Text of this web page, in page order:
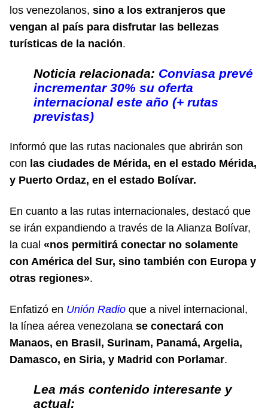
los venezolanos, sino a los extranjeros que
vengan al país para disfrutar las bellezas
turísticas de la nación.
Noticia relacionada: Conviasa prevé
incrementar 30% su oferta
internacional este año (+ rutas
previstas)
Informó que las rutas nacionales que abrirán son
con las ciudades de Mérida, en el estado Mérida,
y Puerto Ordaz, en el estado Bolívar.
En cuanto a las rutas internacionales, destacó que
se irán expandiendo a través de la Alianza Bolívar,
la cual «nos permitirá conectar no solamente
con América del Sur, sino también con Europa y
otras regiones».
Enfatizó en Unión Radio que a nivel internacional,
la línea aérea venezolana se conectará con
Manaos, en Brasil, Surinam, Panamá, Argelia,
Damasco, en Siria, y Madrid con Porlamar.
Lea más contenido interesante y
actual: